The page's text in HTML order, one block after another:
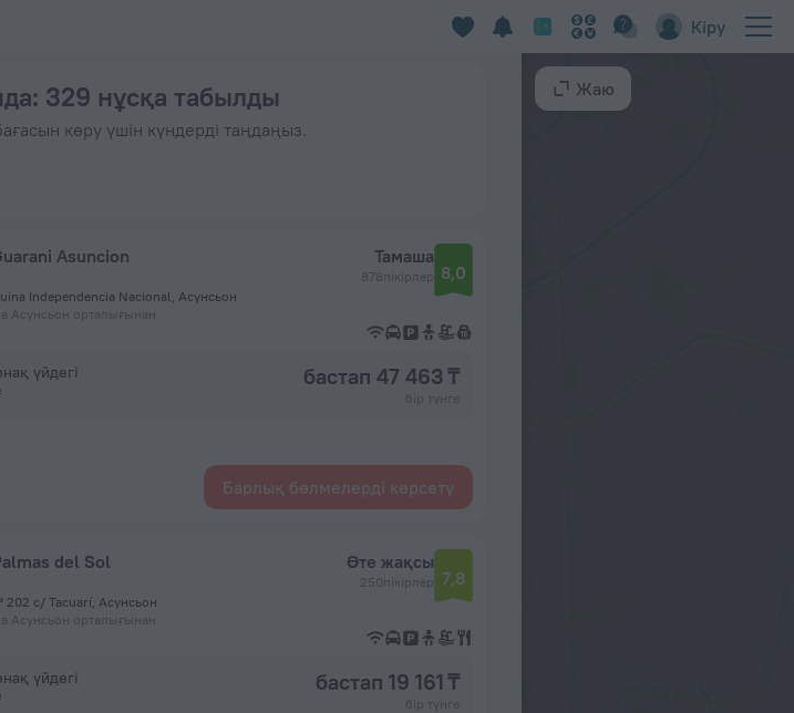
Кіру
: 329 нұсқа табылды
көру үшін күндерді таңдаңыз.
Asuncion
Independencia Nacional, Асунсьон
Асунсьон орталығынан
Тамаша
878пікірлер 8,0
үйдегі
бастап 47 463 ₸
Барлық бөлмелерді көрсету
del Sol
202 c/ Tacuarí, Асунсьон
Асунсьон орталығынан
Өте жақсы
250пікірлер 7,8
үйдегі
бастап 19 161 ₸
Жаю
сайтында брондаңыз